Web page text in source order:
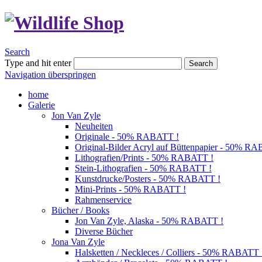
Search
Type and hit enter
Search
Navigation überspringen
home
Galerie
Jon Van Zyle
Neuheiten
Originale - 50% RABATT !
Original-Bilder Acryl auf Büttenpapier - 50%
Lithografien/Prints - 50% RABATT !
Stein-Lithografien - 50% RABATT !
Kunstdrucke/Posters - 50% RABATT !
Mini-Prints - 50% RABATT !
Rahmenservice
Bücher / Books
Jon Van Zyle, Alaska - 50% RABATT !
Diverse Bücher
Jona Van Zyle
Halsketten / Neckleces / Colliers - 50% RABATT